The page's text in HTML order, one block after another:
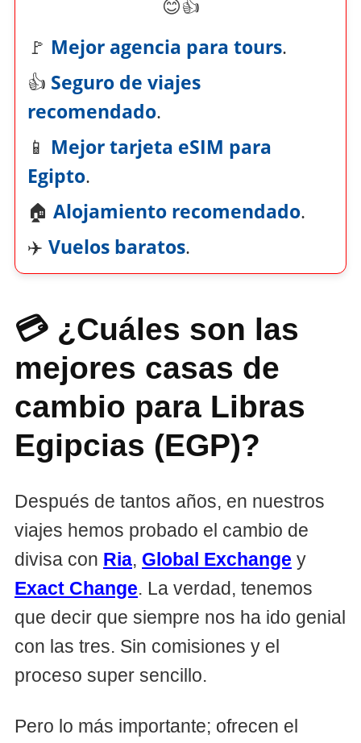
😊👍
🚩 Mejor agencia para tours.
👍 Seguro de viajes
recomendado.
📱 Mejor tarjeta eSIM para
Egipto.
🏠 Alojamiento recomendado.
✈️ Vuelos baratos.
💳 ¿Cuáles son las
mejores casas de
cambio para Libras
Egipcias (EGP)?
Después de tantos años, en nuestros
viajes hemos probado el cambio de
divisa con Ria, Global Exchange y
Exact Change. La verdad, tenemos
que decir que siempre nos ha ido genial
con las tres. Sin comisiones y el
proceso super sencillo.
Pero lo más importante; ofrecen el